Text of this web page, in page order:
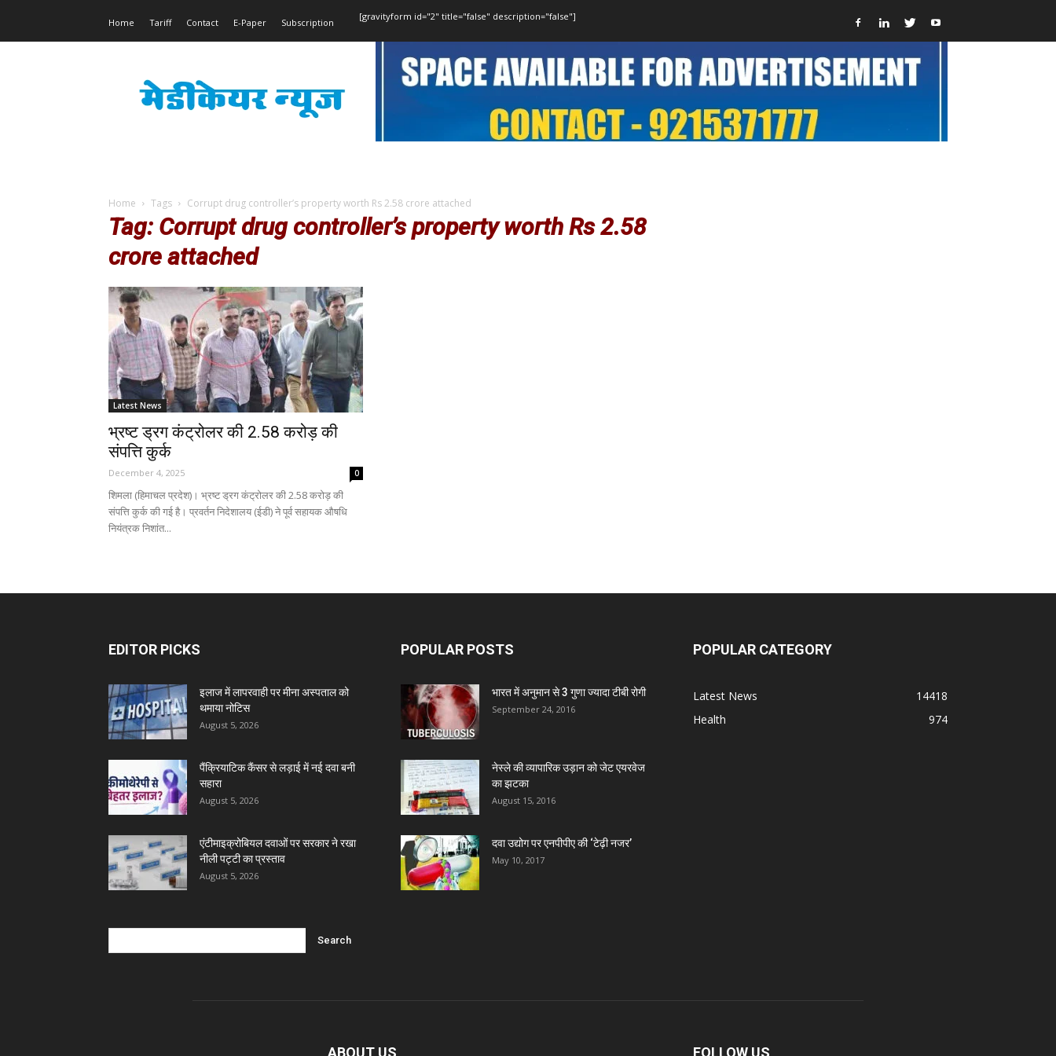
Home Tariff Contact E-Paper Subscription
[gravityform id="2" title="false" description="false"]
News
Home Tags Corrupt drug controller’s property worth Rs 2.58 crore attached
Tag: Corrupt drug controller’s property worth Rs 2.58
crore attached
Latest News
भ्रष्ट ड्रग कंट्रोलर की 2.58 करोड़ की
संपत्ति कुर्क
December 4, 2025 0
शिमला (हिमाचल प्रदेश)। भ्रष्ट ड्रग कंट्रोलर की 2.58 करोड़ की
संपत्ति कुर्क की गई है। प्रवर्तन निदेशालय (ईडी) ने पूर्व सहायक औषधि
नियंत्रक निशांत...
EDITOR PICKS
इलाज में लापरवाही पर मीना अस्पताल को
थमाया नोटिस
August 5, 2026
पैंक्रियाटिक कैंसर से लड़ाई में नई दवा बनी
सहारा
August 5, 2026
एंटीमाइक्रोबियल दवाओं पर सरकार ने रखा
नीली पट्टी का प्रस्ताव
August 5, 2026
POPULAR POSTS
भारत में अनुमान से 3 गुणा ज्यादा टीबी रोगी
September 24, 2016
नेस्ले की व्यापारिक उड़ान को जेट एयरवेज
का झटका
August 15, 2016
दवा उद्योग पर एनपीपीए की ‘टेढ़ी नजर’
May 10, 2017
POPULAR CATEGORY
Latest News
14418
Health
974
ABOUT US FOLLOW US